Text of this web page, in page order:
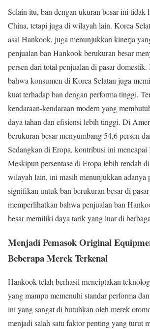
Selain itu, ban dengan ukuran besar ini tidak
China, tetapi juga di wilayah lain. Korea
asal Hankook, juga menunjukkan kinerja
penjualan ban Hankook berukuran besar
persen dari total penjualan di pasar
bahwa konsumen di Korea Selatan juga
kuat terhadap ban dengan performa tinggi.
kendaraan-kendaraan modern yang
daya tahan dan efisiensi lebih tinggi. Di
berukuran besar menyumbang 54,6 persen
Sedangkan di Eropa, kontribusi ini mencapai
Meskipun persentase di Eropa lebih rendah
wilayah lain, ini masih menunjukkan adanya
signifikan untuk ban berukuran besar di
memperlihatkan bahwa penjualan ban
besar memiliki daya tarik yang luar di
Menjadi Pemasok Original
Beberapa Merek Terkenal
Hankook telah berhasil menciptakan
yang mampu memenuhi standar performa
ini yang sangat di butuhkan oleh merek
menjadi salah satu faktor penting yang turut